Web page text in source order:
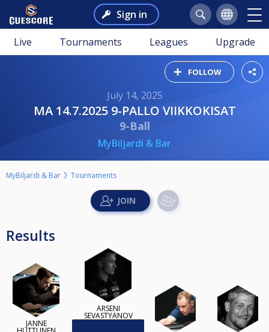
Sign in
Live Tournaments Leagues Upgrade
FOLLOW
July 14, 2025
MA 14.7.2025 9-PALLO VIIKKOKISAT
9-Ball
MyBiljardi & Bar
MyBiljardi & Bar Tournaments
Results
JANNE
ARSENI
SEVASTYANOV